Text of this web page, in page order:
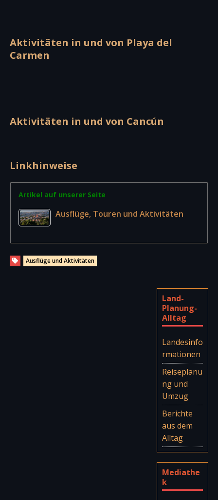
Aktivitäten in und von Playa del
Carmen
Aktivitäten in und von Cancún
Linkhinweise
Artikel auf unserer Seite
Ausflüge, Touren und Aktivitäten
Ausflüge und Aktivitäten
Land-
Planung-
Alltag
Landesinfo
rmationen
Reiseplanu
ng und
Umzug
Berichte
aus dem
Alltag
Mediathe
k